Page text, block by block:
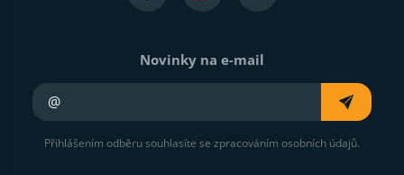
Novinky na e-mail
Přihlášením odběru souhlasíte se zpracováním osobních údajů.